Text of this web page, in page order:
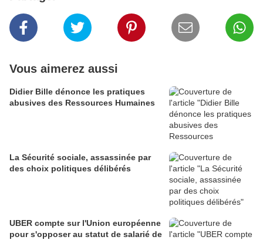
Vous aimerez aussi
Didier Bille dénonce les pratiques
abusives des Ressources Humaines
La Sécurité sociale, assassinée par
des choix politiques délibérés
UBER compte sur l'Union européenne
pour s'opposer au statut de salarié de